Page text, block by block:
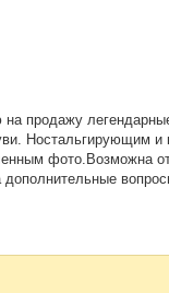
продажу
Ностальгирующим и
фото.Возможна